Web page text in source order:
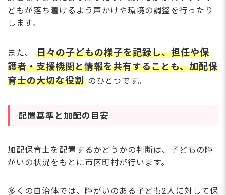
どもが落ち着けるよう声かけや環境の調整を行ったり
します。
また、
日々の子どもの様子を記録し、担任や保
護者・支援機関と情報を共有することも、加配保
育士の大切な役割 のひとつです。
配置基準と加配の目安
加配保育士を配置するかどうかの判断は、子どもの障
がいの状況をもとに市区町村が行います。
多くの自治体では、障がいのある子ども2人に対して保